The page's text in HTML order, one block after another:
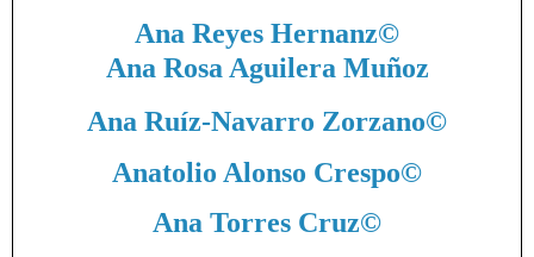
Ana Reyes Hernanz©
Ana Rosa Aguilera Muñoz
Ana Ruíz-Navarro Zorzano©
Anatolio Alonso Crespo©
Ana Torres Cruz©